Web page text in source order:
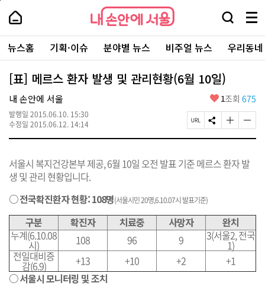
본
로
가
내
손
안
에
서
울
-
서
울
시
대
표
소
포
털
내
손
에
울
검
창
열
기
메
뉴
전
체
보
주
요
서
뉴스홈 기획·이슈 분야별 뉴스 비주얼 뉴스 우리동
[표] 메르스 환자 발생 및 관리현황(6월 10일)
내 손안에 서울
발행일 2015.06.10. 15:30
수정일 2015.06.12. 14:14
좋
요
1조회 675
페
이
R
사
S
N
유
글
자
크
기
글
자
작
기
서울시 복지건강본부 제공, 6월 10일 오전 발표 기준 메르스 환자 발
생 및 관리 현황입니다.
○ 전국확진환자 현황: 108명(서울시민 20명,6.10.07시 발표기준)
구분 확진자 치료중 사망자
완치
누계(6.10.08
시) 108 96 9 3(서울2, 전국
1)
전일대비증
감(6.9) +13 +10 +2
+1
○ 서울시 모니터링 및 조치
페
상
단
로